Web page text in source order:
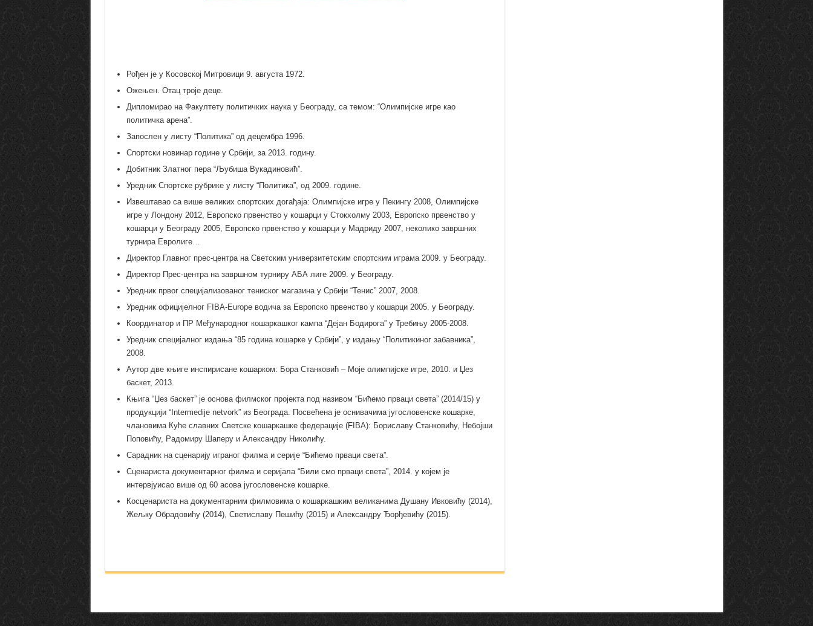
Рођен је у Косовској Митровици 9. августа 1972.
Ожењен. Отац троје деце.
Дипломирао на Факултету политичких наука у Београду, са темом: “Олимпијске игре као
политичка арена”.
Запослен у листу “Политика” од децембра 1996.
Спортски новинар године у Србији, за 2013. годину.
Добитник Златног пера “Љубиша Вукадиновић”.
Уредник Спортске рубрике у листу “Политика”, од 2009. године.
Извештавао са више великих спортских догађаја: Олимпијске игре у Пекингу 2008, Олимпијске
игре у Лондону 2012, Европско првенство у кошарци у Стокхолму 2003, Европско првенство у
кошарци у Београду 2005, Европско првенство у кошарци у Мадриду 2007, неколико завршних
турнира Евролиге…
Директор Главног прес-центра на Светским универзитетским спортским играма 2009. у Београду.
Директор Прес-центра на завршном турниру АБА лиге 2009. у Београду.
Уредник првог специјализованог тениског магазина у Србији “Тенис” 2007, 2008.
Уредник официјелног FIBA-Europe водича за Европско првенство у кошарци 2005. у Београду.
Координатор и ПР Међународног кошаркашког кампа “Дејан Бодирога” у Требињу 2005-2008.
Уредник специјалног издања “85 година кошарке у Србији”, у издању “Политикиног забавника”,
2008.
Аутор две књиге инспирисане кошарком: Бора Станковић – Моје олимпијске игре, 2010. и Џез
баскет, 2013.
Књига “Џез баскет” је основа филмског пројекта под називом “Бићемо прваци света” (2014/15) у
продукцији “Intermedije netvork” из Београда. Посвећена је оснивачима југословенске кошарке,
члановима Куће славних Светске кошаркашке федерације (FIBA): Бориславу Станковићу, Небојши
Поповићу, Радомиру Шаперу и Александру Николићу.
Сарадник на сценарију играног филма и серије “Бићемо прваци света”.
Сценариста документарног филма и серијала “Били смо прваци света”, 2014. у којем је
интервјуисао више од 60 асова југословенске кошарке.
Косценариста на документарним филмовима о кошаркашким великанима Душану Ивковићу (2014),
Жељку Обрадовићу (2014), Светиславу Пешићу (2015) и Александру Ђорђевићу (2015).